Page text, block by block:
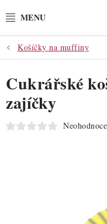
na
POTŘEBY
POMŮCKY
SUROVINY
Košíčky na muffiny
Cukrářské
zajíčky